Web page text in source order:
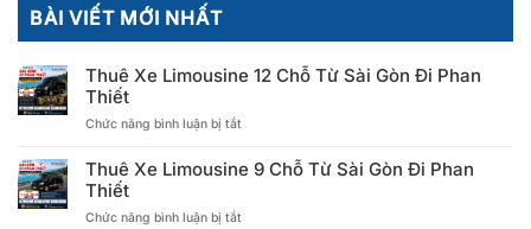
BÀI VIẾT MỚI NHẤT
Thuê Xe Limousine 12 Chỗ Từ Sài Gòn Đi Phan
Thiết
Chức năng bình luận bị tắt
Xe
Limousine
Chỗ
Thuê Xe Limousine 9 Chỗ Từ Sài Gòn Đi Phan
Thiết
Chức năng bình luận bị tắt